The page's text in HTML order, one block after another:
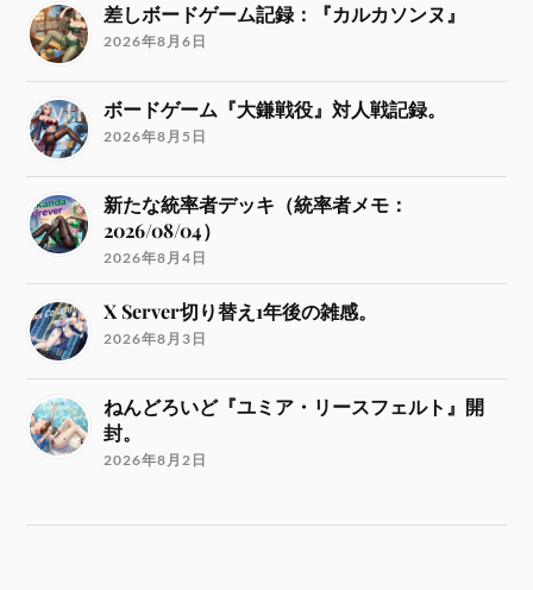
差しボードゲーム記録：『カルカソンヌ』
2026年8月6日
ボードゲーム『大鎌戦役』対人戦記録。
2026年8月5日
新たな統率者デッキ（統率者メモ：
2026/08/04）
2026年8月4日
X Server切り替え1年後の雑感。
2026年8月3日
ねんどろいど『ユミア・リースフェルト』開
封。
2026年8月2日